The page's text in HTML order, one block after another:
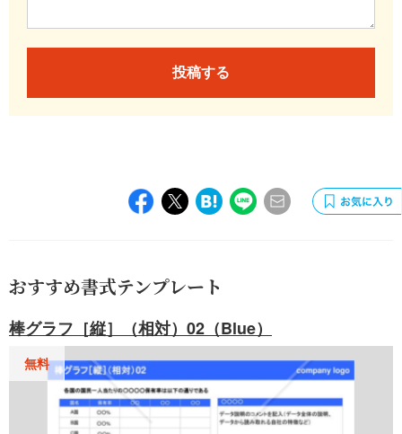
投稿する
おすすめ書式テンプレート
棒グラフ［縦］（相対）02（Blue）
無料